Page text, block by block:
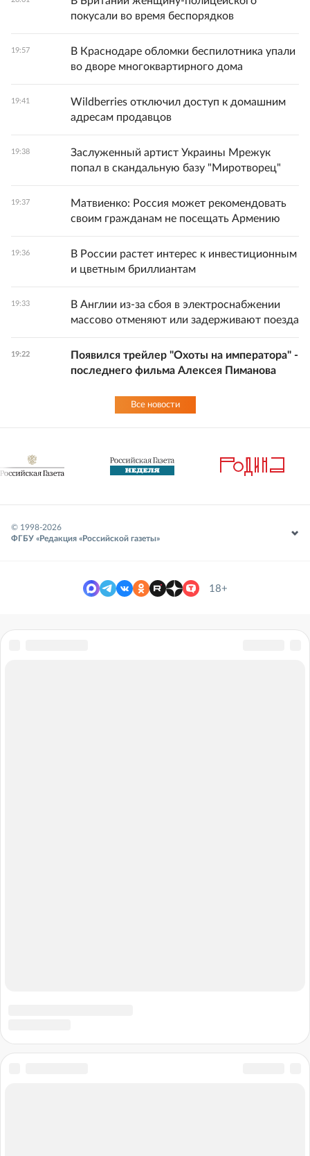
покусали во время беспорядков
19:57
В Краснодаре обломки беспилотника упали
во дворе многоквартирного дома
19:41
Wildberries отключил доступ к домашним
адресам продавцов
19:38
Заслуженный артист Украины Мрежук
попал в скандальную базу "Миротворец"
19:37
Матвиенко: Россия может рекомендовать
своим гражданам не посещать Армению
19:36
В России растет интерес к инвестиционным
и цветным бриллиантам
19:33
В Англии из-за сбоя в электроснабжении
массово отменяют или задерживают поезда
19:22
Появился трейлер "Охоты на императора" -
последнего фильма Алексея Пиманова
Все новости
© 1998-2026
ФГБУ «Редакция «Российской газеты»
18+